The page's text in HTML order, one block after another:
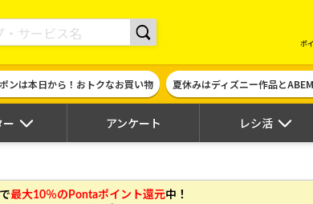
券に交換できるポイントサイト | ハピタス
ポ
ンは本日から！おトクなお買い物 夏休みはディズニー作品と
ー アンケート レシ活
で最大10％のPontaポイント還元中！